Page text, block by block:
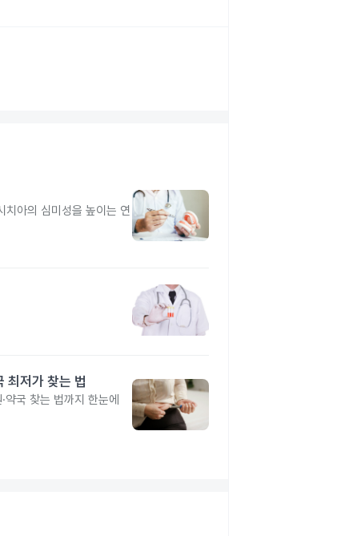
아의 심미성을 높이는 연
최저가 찾는 법
국 찾는 법까지 한눈에